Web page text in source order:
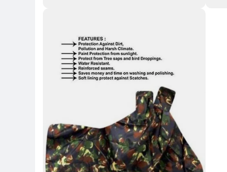
Key Highlights